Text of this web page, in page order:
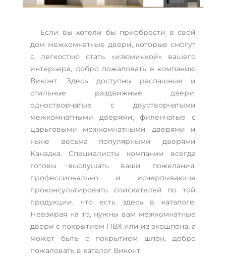
Если вы хотели бы приобрести в свой
дом межкомнатные двери, которые смогут
с легкостью стать «изюминкой» вашего
интерьера, добро пожаловать в компанию
Виконт. Здесь доступны распашные и
стильные раздвижные двери,
одностворчатые с двустворчатыми
межкомнатными дверями, филенчатые с
царьговыми межкомнатными дверями и
ныне весьма популярными дверями
Канадка. Специалисты компании всегда
готовы выслушать ваши пожелания,
профессионально и исчерпывающе
проконсультировать соискателей по той
продукции, что есть здесь в каталоге.
Невзирая на то, нужны вам межкомнатные
двери с покрытием ПВХ или из экошпона, а
может быть с покрытием шпон, добро
пожаловать в каталог Виконт.